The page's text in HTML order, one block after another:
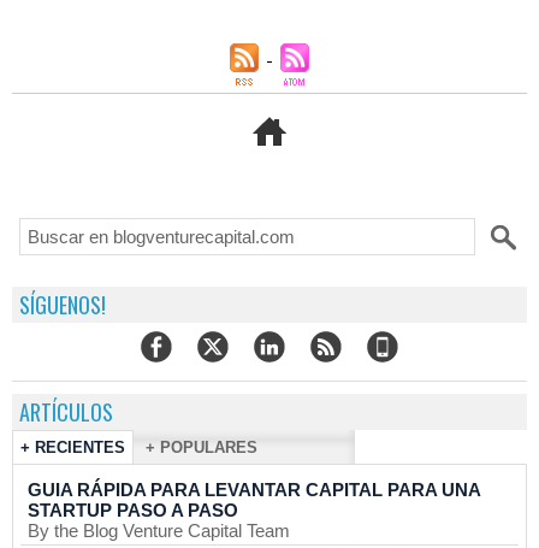
SÍGUENOS!
ARTÍCULOS
+ RECIENTES + POPULARES
GUIA RÁPIDA PARA LEVANTAR CAPITAL PARA UNA
STARTUP PASO A PASO
By the Blog Venture Capital Team